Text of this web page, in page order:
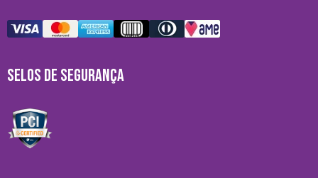
SELOS DE SEGURANÇA